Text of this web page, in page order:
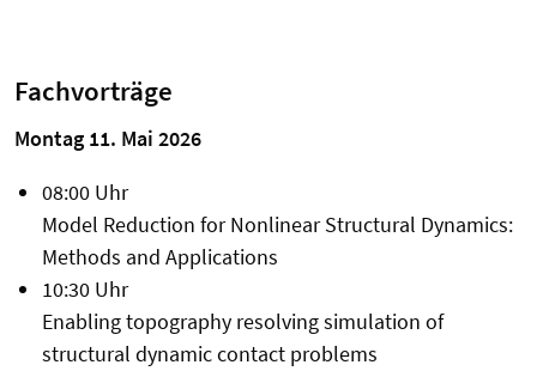
Fachvorträge
Montag 11. Mai 2026
08:00 Uhr
Model Reduction for Nonlinear Structural Dynamics:
Methods and Applications
10:30 Uhr
Enabling topography resolving simulation of
structural dynamic contact problems